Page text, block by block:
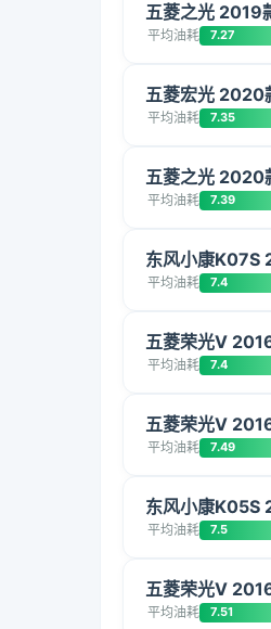
五菱之光 2019
平均油耗 7.27
五菱宏光 2020
平均油耗 7.35
五菱之光 2020
平均油耗 7.39
东风小康K07S
平均油耗 7.4
五菱荣光V
平均油耗 7.4
五菱荣光V
平均油耗 7.49
东风小康K05S
平均油耗 7.5
五菱荣光V
平均油耗 7.51